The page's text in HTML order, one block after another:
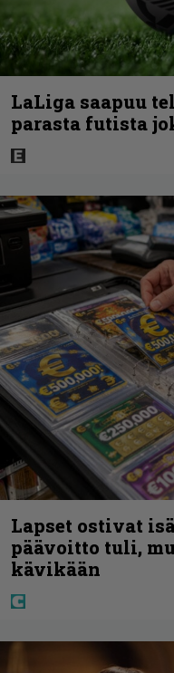
LaLiga saapuu
parasta futista
Lapset ostivat
päävoitto tuli,
kävikään